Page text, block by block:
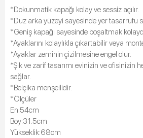
*Dokunmatik kapağı kolay ve sessiz açılır.
*Düz arka yüzeyi sayesinde yer tasarrufu
*Geniş kapağı sayesinde boşaltmak
*Ayaklarını kolaylıkla çıkartabilir veya
*Ayaklar zeminin çizilmesine engel olur.
*Şık ve zarif tasarımı evinizin ve ofisinizin
sağlar.
*Belçika menşeilidir.
*Ölçüler
En:54cm
Boy:31.5cm
Yükseklik:68cm